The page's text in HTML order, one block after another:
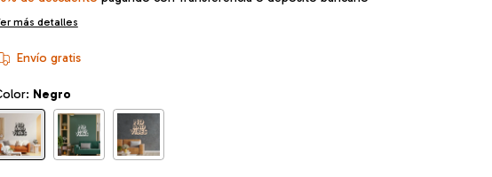
más detalles
Envío gratis
Negro